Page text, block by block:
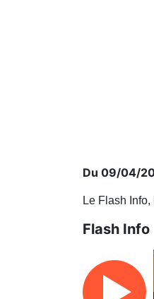
Du 09/04/
Le Flash
Flash Info